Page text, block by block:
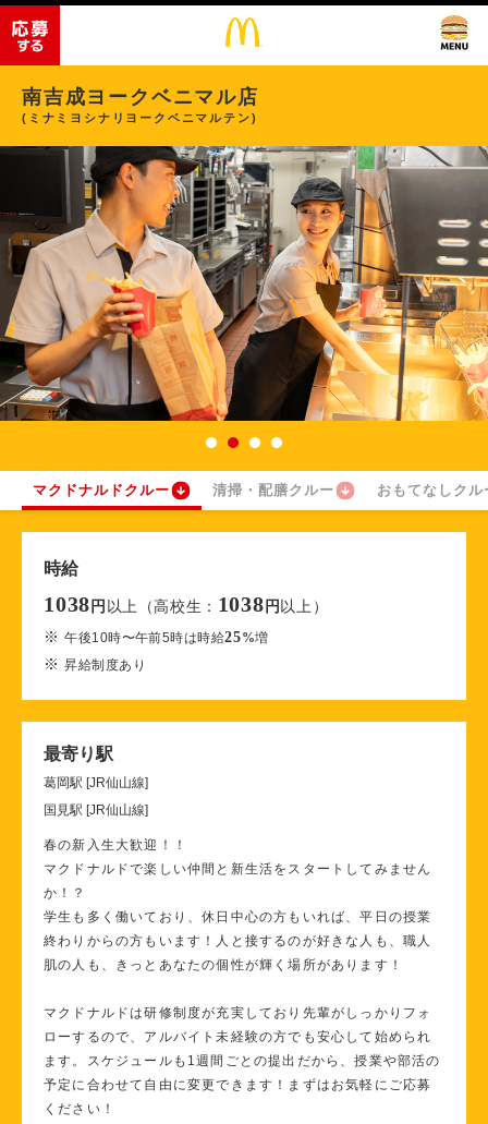
南吉成ヨークベニマル店
(ミナミヨシナリヨークベニマルテン)
マクドナルドクルー 清掃・配膳クルー おもてなしクル
時給
1038 円 以上（高校生： 1038 円 以上）
※午後10時〜午前5時は時給25%増
※昇給制度あり
最寄り駅
葛岡駅 [JR仙山線]
国見駅 [JR仙山線]
春の新入生大歓迎！！
マクドナルドで楽しい仲間と新生活をスタートしてみません
か！？
学生も多く働いており、休日中心の方もいれば、平日の授業
終わりからの方もいます！人と接するのが好きな人も、職人
肌の人も、きっとあなたの個性が輝く場所があります！
マクドナルドは研修制度が充実しており先輩がしっかりフォ
ローするので、アルバイト未経験の方でも安心して始められ
ます。スケジュールも1週間ごとの提出だから、授業や部活の
予定に合わせて自由に変更できます！まずはお気軽にご応募
ください！